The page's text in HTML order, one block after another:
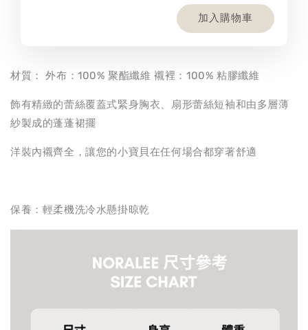
加入購物車
材質： 外布：100% 聚酯纖維 襯裡：100% 粘膠纖維
飾有精緻的蕾絲覆蓋式緊身胸衣、扇形蕾絲短袖和由多層薄
紗製成的蓬蓬裙擺
洋裝內襯齊全，讓您的小寶貝在任何場合都穿著舒適
保養：輕柔機洗冷水懸掛晾乾